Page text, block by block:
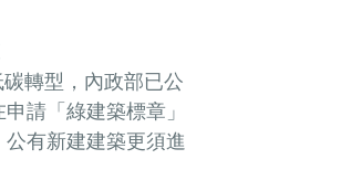
轉型，內政部已公
請「綠建築標章」
有新建建築更須進